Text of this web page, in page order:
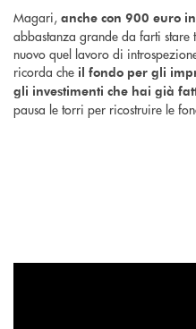
Magari, anche con 900 euro
abbastanza grande da farti
nuovo quel lavoro di
ricorda che il fondo per gli
gli investimenti che hai già
pausa le torri per ricostruire le